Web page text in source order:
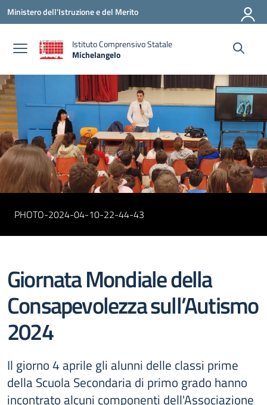
Vai ai contenuti
Vai al menu di navigazione
Vai al footer
Ministero dell'Istruzione e del Merito
Istituto Comprensivo Statale
Michelangelo
— Visita la pagina iniziale della scuola
PHOTO-2024-04-10-22-44-43
Giornata Mondiale della
Consapevolezza sull’Autismo
2024
Il giorno 4 aprile gli alunni delle classi prime
della Scuola Secondaria di primo grado hanno
incontrato alcuni componenti dell'Associazione